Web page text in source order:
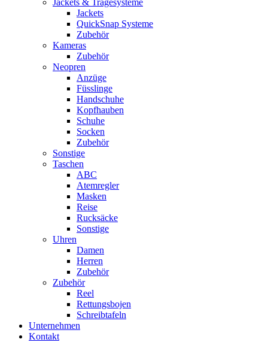
Jackets & Tragesysteme
Jackets
QuickSnap Systeme
Zubehör
Kameras
Zubehör
Neopren
Anzüge
Füsslinge
Handschuhe
Kopfhauben
Schuhe
Socken
Zubehör
Sonstige
Taschen
ABC
Atemregler
Masken
Reise
Rucksäcke
Sonstige
Uhren
Damen
Herren
Zubehör
Zubehör
Reel
Rettungsbojen
Schreibtafeln
Unternehmen
Kontakt